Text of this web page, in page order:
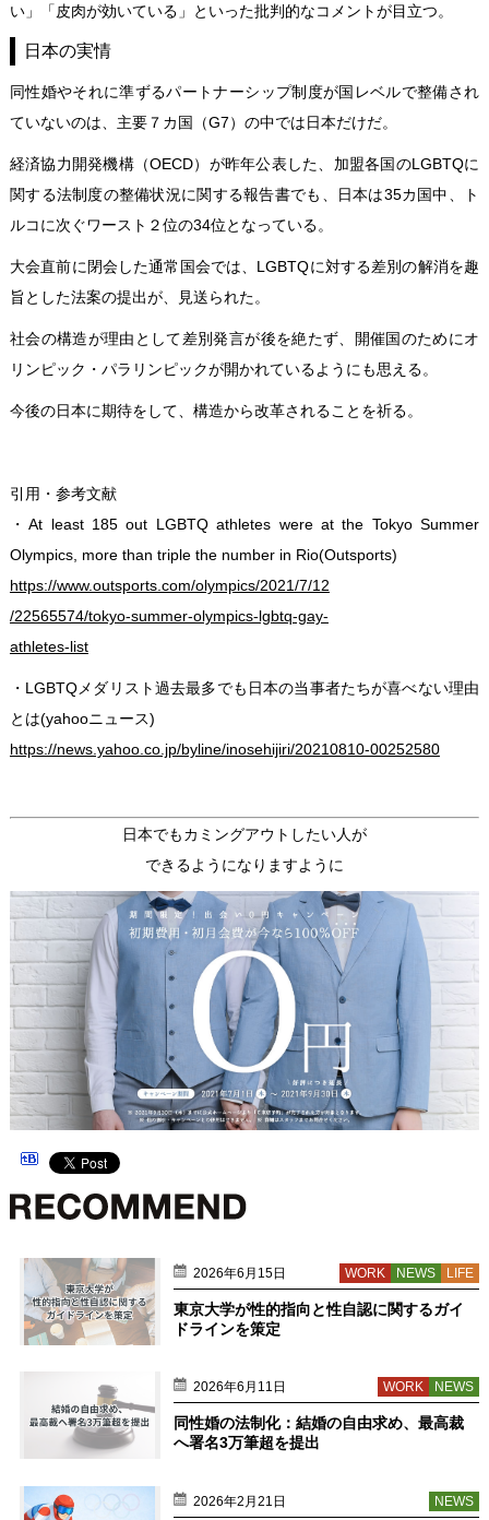
い」「皮肉が効いている」といった批判的なコメントが目立つ。
日本の実情
同性婚やそれに準ずるパートナーシップ制度が国レベルで整備され
ていないのは、主要７カ国（G7）の中では日本だけだ。
経済協力開発機構（OECD）が昨年公表した、加盟各国のLGBTQに
関する法制度の整備状況に関する報告書でも、日本は35カ国中、ト
ルコに次ぐワースト２位の34位となっている。
大会直前に閉会した通常国会では、LGBTQに対する差別の解消を趣
旨とした法案の提出が、見送られた。
社会の構造が理由として差別発言が後を絶たず、開催国のためにオ
リンピック・パラリンピックが開かれているようにも思える。
今後の日本に期待をして、構造から改革されることを祈る。
引用・参考文献
・At least 185 out LGBTQ athletes were at the Tokyo Summer
Olympics, more than triple the number in Rio(Outsports)
https://www.outsports.com/olympics/2021/7/12
/22565574/tokyo-summer-olympics-lgbtq-gay-
athletes-list
・LGBTQメダリスト過去最多でも日本の当事者たちが喜べない理由
とは(yahooニュース)
https://news.yahoo.co.jp/byline/inosehijiri/20210810-00252580
日本でもカミングアウトしたい人が
できるようになりますように
2026年6月15日 LIFE
NEWS
WORK
東京大学が性的指向と性自認に関するガイ
ドラインを策定
2026年6月11日 NEWS
WORK
同性婚の法制化：結婚の自由求め、最高裁
へ署名3万筆超を提出
2026年2月21日 NEWS